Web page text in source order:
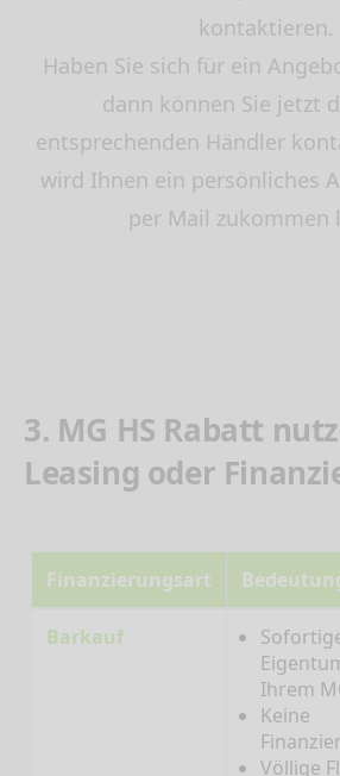
kontaktieren.
Haben Sie sich für ein
dann können Sie jetzt
entsprechenden Händler
wird Ihnen ein persönliches
per Mail zukommen
3. MG HS Rabatt
Leasing oder
Finanzierungsart
Barkauf
Ihrem
Keine
Völlige